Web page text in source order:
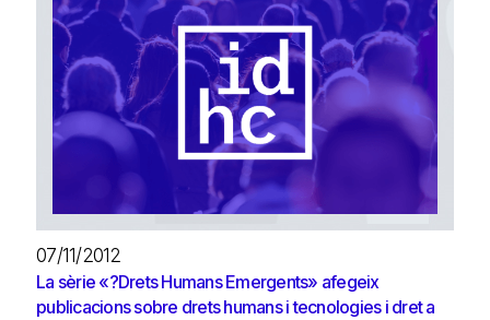
07/11/2012
La sèrie «?Drets Humans Emergents» afegeix
publicacions sobre drets humans i tecnologies i dret a